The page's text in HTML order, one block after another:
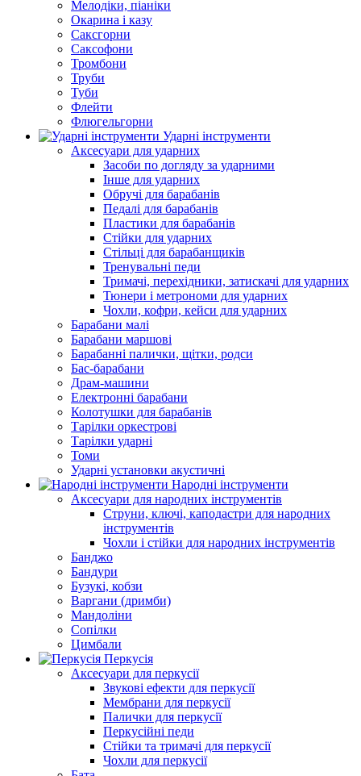
Мелодіки, піаніки
Окарина і казу
Саксгорни
Саксофони
Тромбони
Труби
Туби
Флейти
Флюгельгорни
Ударні інструменти
Аксесуари для ударних
Засоби по догляду за ударними
Інше для ударних
Обручі для барабанів
Педалі для барабанів
Пластики для барабанів
Стійки для ударних
Стільці для барабанщиків
Тренувальні педи
Тримачі, перехідники, затискачі для ударних
Тюнери і метрономи для ударних
Чохли, кофри, кейси для ударних
Барабани малі
Барабани маршові
Барабанні палички, щітки, родси
Бас-барабани
Драм-машини
Електронні барабани
Колотушки для барабанів
Тарілки оркестрові
Тарілки ударні
Томи
Ударні установки акустичні
Народні інструменти
Аксесуари для народних інструментів
Струни, ключі, каподастри для народних
інструментів
Чохли і стійки для народних інструментів
Банджо
Бандури
Бузукі, кобзи
Варгани (дримби)
Мандоліни
Сопілки
Цимбали
Перкусія
Аксесуари для перкусії
Звукові ефекти для перкусії
Мембрани для перкусії
Палички для перкусії
Перкусійні педи
Стійки та тримачі для перкусії
Чохли для перкусії